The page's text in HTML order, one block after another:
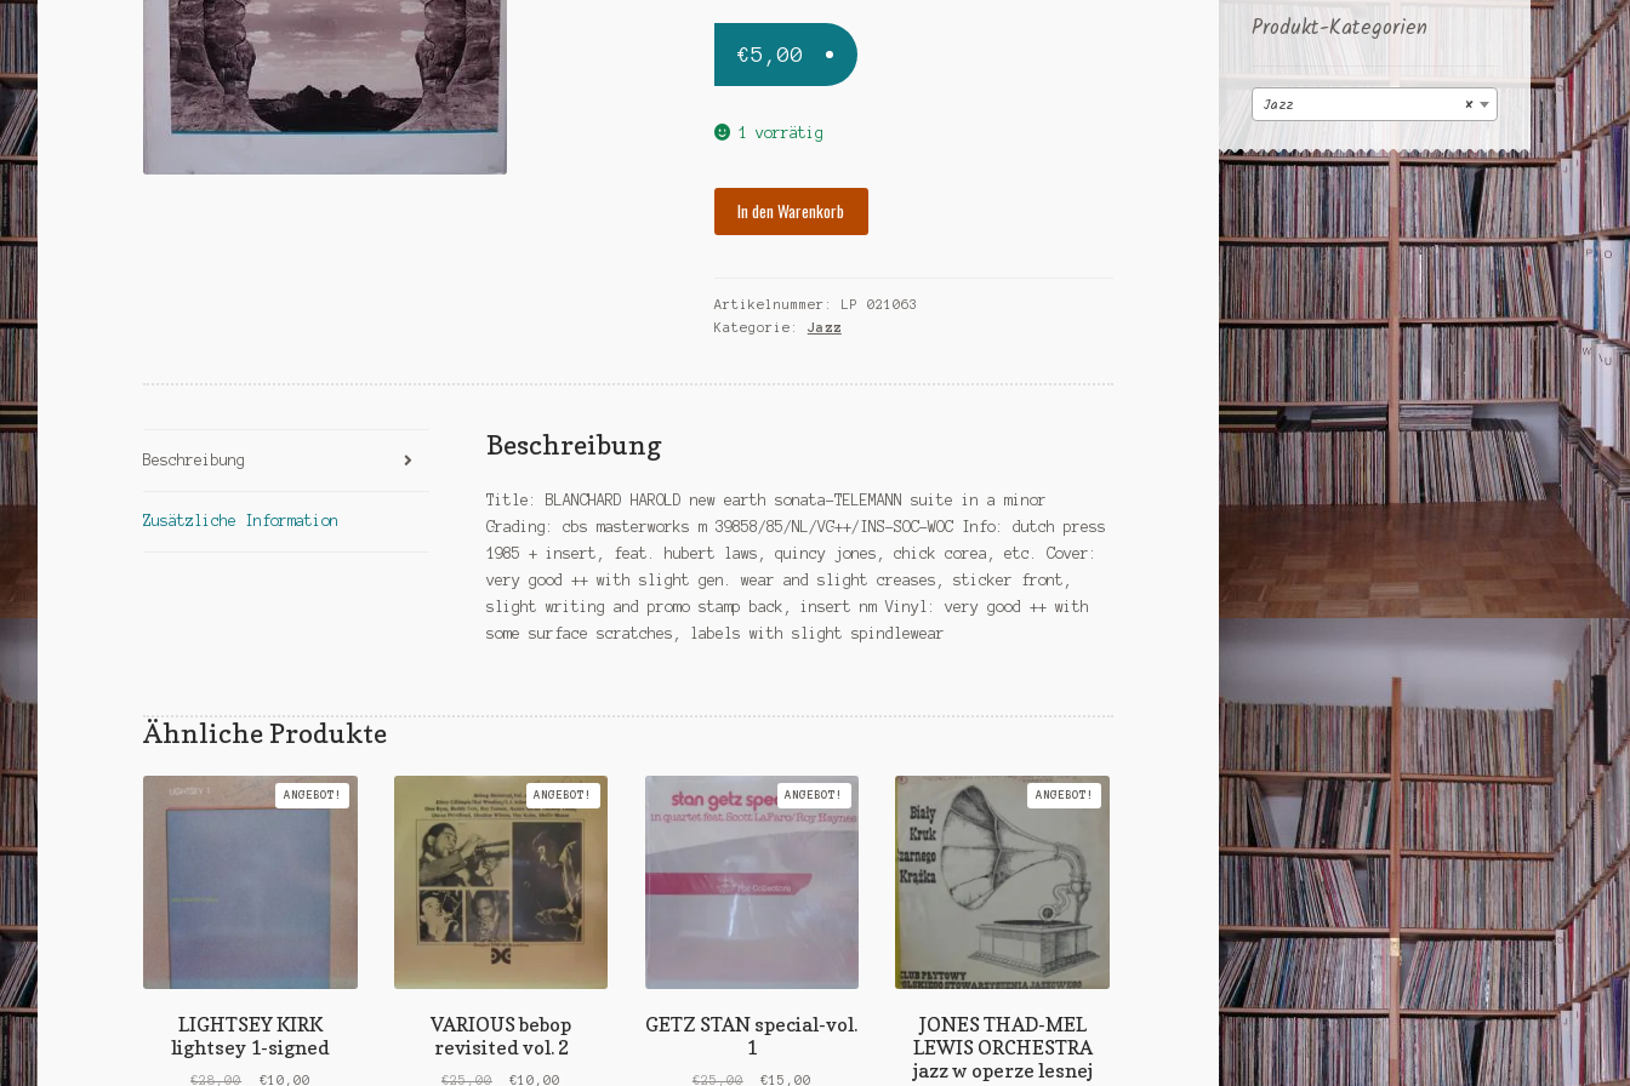
€5,00
1 vorrätig
sonata
Menge
In den Warenkorb
Artikelnummer:
LP 021063
Kategorie: Jazz
Beschreibung
Zusätzliche Information
Beschreibung
Title: BLANCHARD HAROLD new earth sonata-TELEMANN suite in a minor
Grading: cbs masterworks m 39858/85/NL/VG++/INS-SOC-WOC Info: dutch press
1985 + insert, feat. hubert laws, quincy jones, chick corea, etc. Cover:
very good ++ with slight gen. wear and slight creases, sticker front,
slight writing and promo stamp back, insert nm Vinyl: very good ++ with
some surface scratches, labels with slight spindlewear
Ähnliche Produkte
LIGHTSEY KIRK
lightsey 1-signed
ANGEBOT!
€28,00
Ursprünglicher
€10,00Aktueller
VARIOUS bebop
revisited vol. 2
ANGEBOT!
€25,00
Ursprünglicher
€10,00
GETZ STAN special-vol.
1
ANGEBOT!
€25,00
Ursprünglicher
€15,00
JONES THAD-MEL
LEWIS ORCHESTRA
jazz w operze lesnej
ANGEBOT!
Produkt-Kategorien
×
Jazz